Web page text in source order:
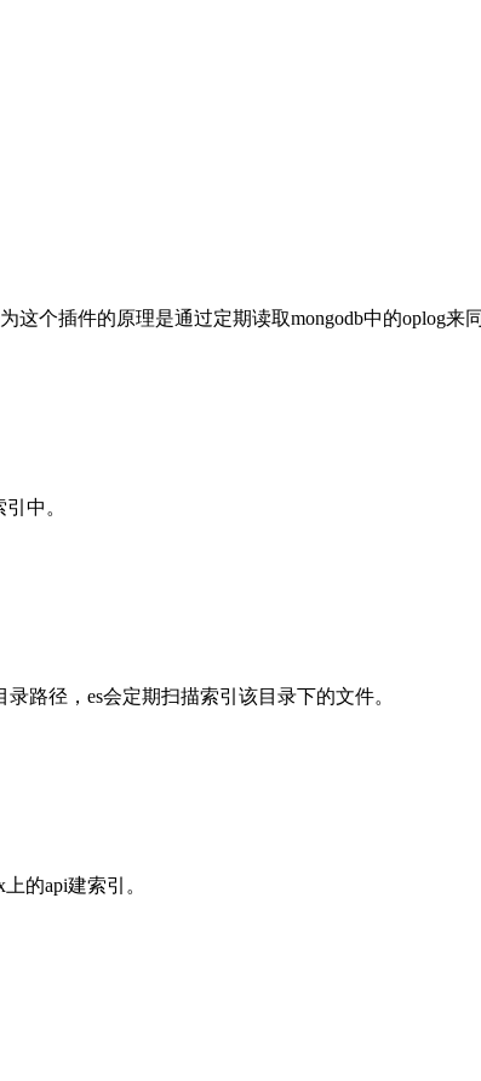
个插件的原理是通过定期读取mongodb中的oplog来
中。
路径，es会定期扫描索引该目录下的文件。
的api建索引。